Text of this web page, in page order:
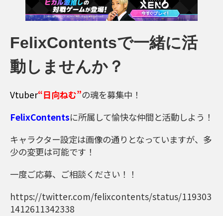
FelixContentsで一緒に活
動しませんか？
Vtuber“日向ねむ”の魂を募集中！
FelixContentsに所属して愉快な仲間と活動しよう！
キャラクター設定は画像の通りとなっていますが、多
少の変更は可能です！
一度ご応募、ご相談ください！！
https://twitter.com/felixcontents/status/119303
1412611342338